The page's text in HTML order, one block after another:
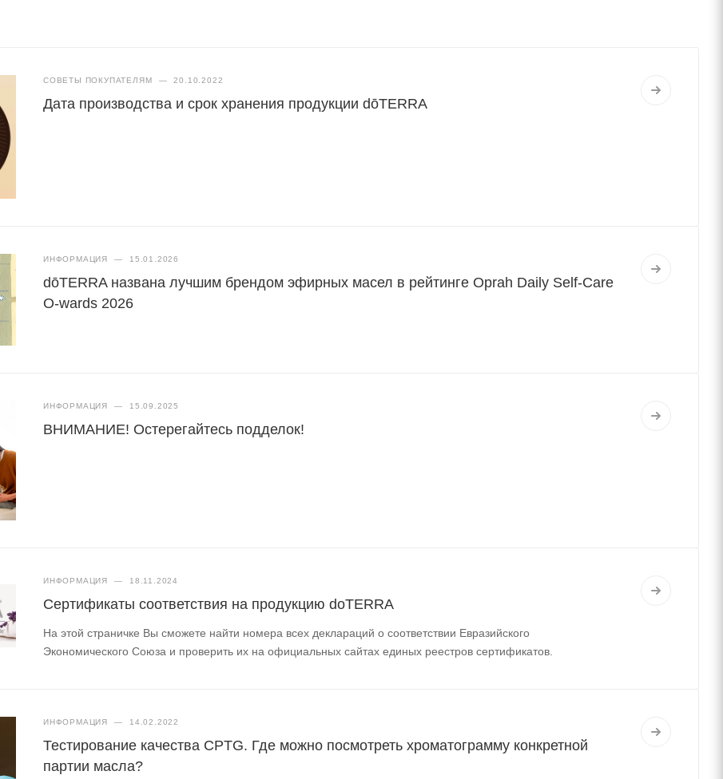
СОВЕТЫ ПОКУПАТЕЛЯМ — 20.10.2022
Дата производства и срок хранения продукции dōTERRA
ИНФОРМАЦИЯ — 15.01.2026
dōTERRA названа лучшим брендом эфирных масел в рейтинге Oprah Daily Self-Care
O-wards 2026
ИНФОРМАЦИЯ — 15.09.2025
ВНИМАНИЕ! Остерегайтесь подделок!
ИНФОРМАЦИЯ — 18.11.2024
Сертификаты соответствия на продукцию doTERRA
На этой страничке Вы сможете найти номера всех деклараций о соответствии Евразийского
Экономического Союза и проверить их на официальных сайтах единых реестров сертификатов.
ИНФОРМАЦИЯ — 14.02.2022
Тестирование качества CPTG. Где можно посмотреть хроматограмму конкретной
партии масла?